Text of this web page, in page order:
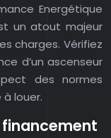
Energétique
un atout majeur
charges. Vérifiez
d’un ascenseur
des normes
louer.